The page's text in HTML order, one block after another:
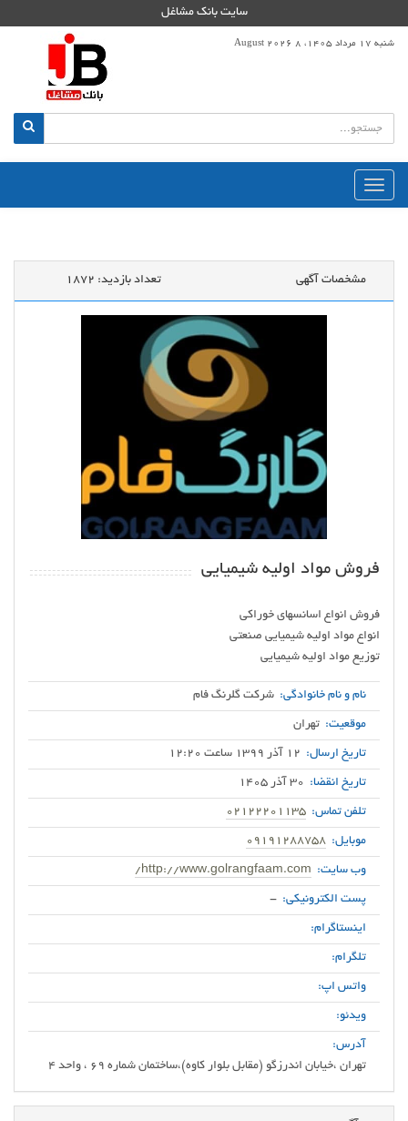
سایت بانک مشاغل
شنبه 17 مرداد 1405، 8 August 2026
منوی
اصلی
مشخصات آگهی تعداد بازدید:
فروش مواد اولیه شیمیایی
توزیع مواد اولیه شیمیایی
نام و نام خانوادگی: شرکت گلرنگ فام
موقعیت: تهران
تاریخ ارسال: 12 آذر 1399 ساعت 12:20
تاریخ انقضا: 30 آذر 1405
تلفن تماس: 02122201135
موبایل: 09191288758
وب سایت: http://www.golrangfaam.com/
پست الکترونیکی: -
اینستاگرام:
تلگرام:
واتس اپ:
ویدئو:
آدرس:
تهران ،خیابان اندرزگو (مقابل بلوار کاوه)،ساختمان شماره 69 ، واحد 4